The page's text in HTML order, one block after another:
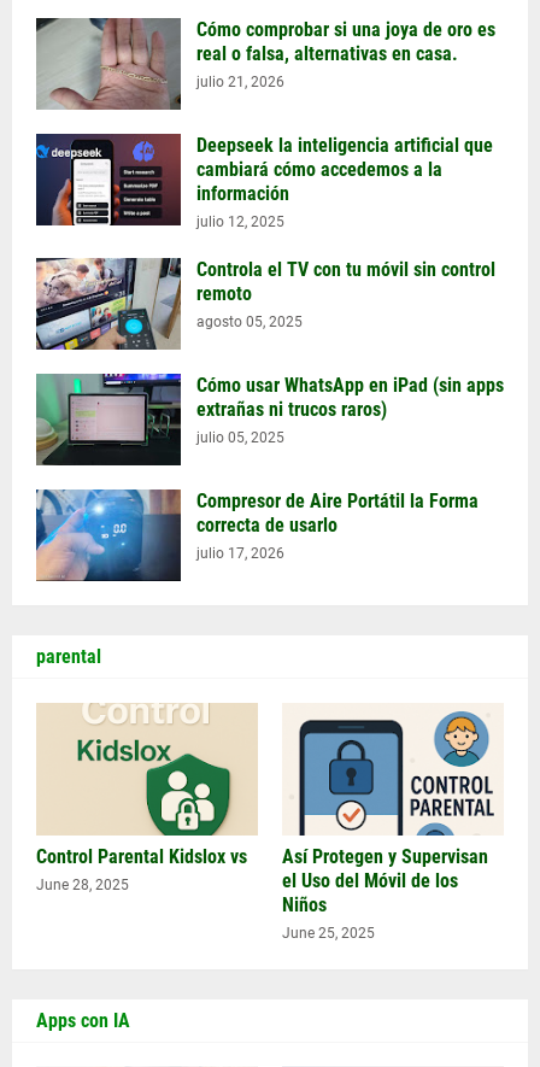
Cómo comprobar si una joya de oro es
real o falsa, alternativas en casa.
julio 21, 2026
Deepseek la inteligencia artificial que
cambiará cómo accedemos a la
información
julio 12, 2025
Controla el TV con tu móvil sin control
remoto
agosto 05, 2025
Cómo usar WhatsApp en iPad (sin apps
extrañas ni trucos raros)
julio 05, 2025
Compresor de Aire Portátil la Forma
correcta de usarlo
julio 17, 2026
parental
Control Parental Kidslox vs
June 28, 2025
Así Protegen y Supervisan
el Uso del Móvil de los
Niños
June 25, 2025
Apps con IA